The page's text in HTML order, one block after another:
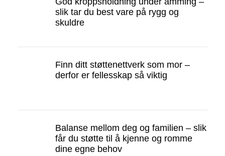
slik tar du best vare på rygg og
skuldre
Finn ditt støttenettverk som mor –
derfor er fellesskap så viktig
Balanse mellom deg og familien – slik
får du støtte til å kjenne og romme
dine egne behov